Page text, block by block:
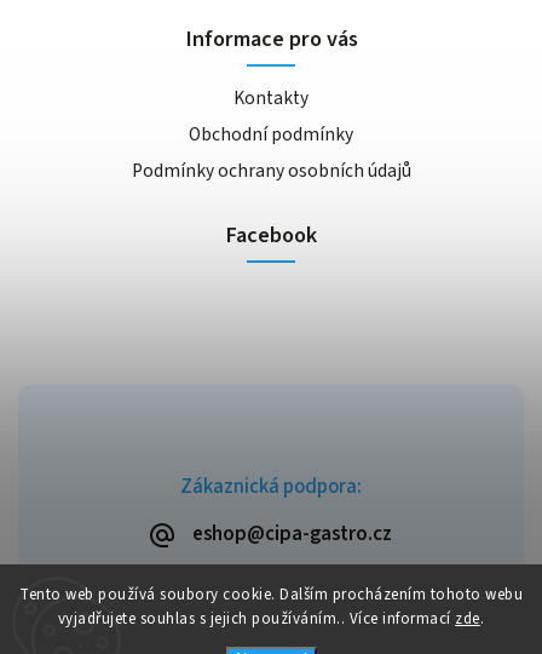
Tento web používá soubory cookie. Dalším procházením tohoto webu
vyjadřujete souhlas s jejich používáním.. Více informací zde.
Zákaznická podpora:
eshop@cipa-gastro.cz
Informace pro vás
Kontakty
Obchodní podmínky
Podmínky ochrany osobních údajů
Facebook
Cipa-Gastro.cz. Všechna práva vyhrazena.